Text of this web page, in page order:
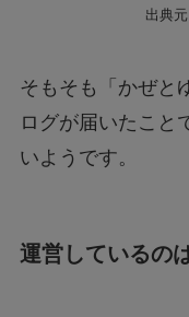
出典
そもそも「かぜと
ログが届いたこと
いようです。
運営しているの